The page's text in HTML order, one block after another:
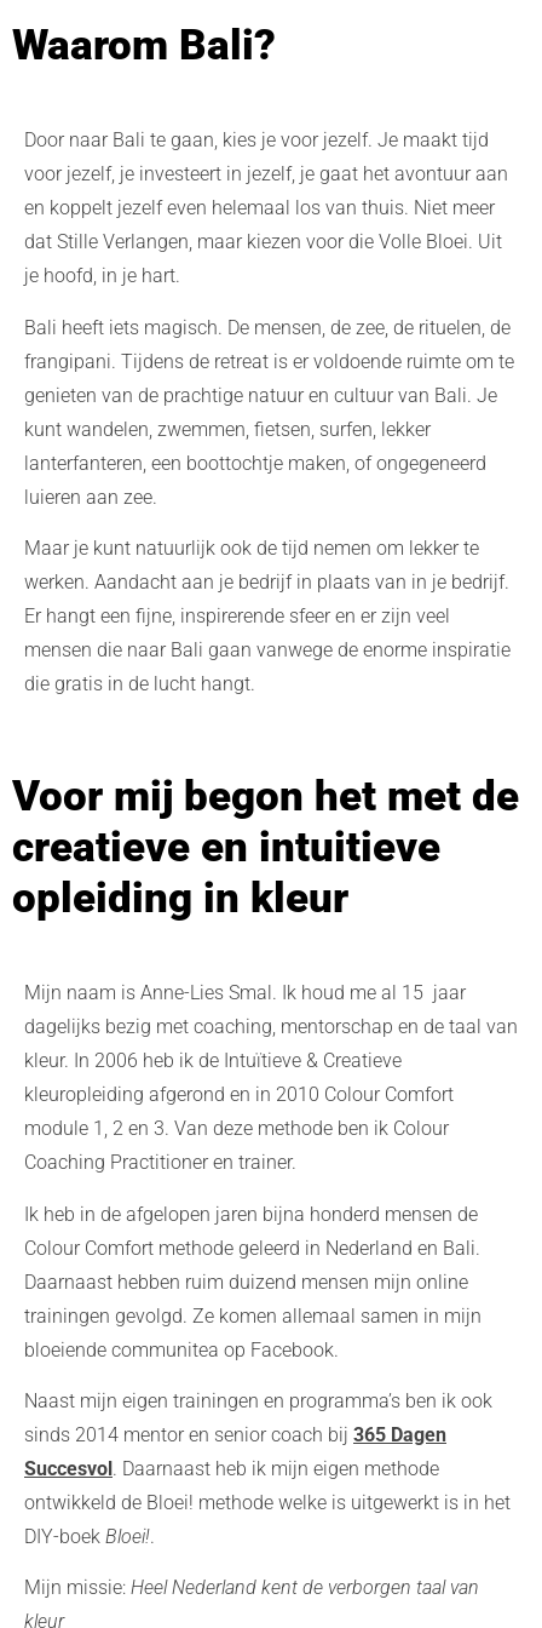
Waarom Bali?
Door naar Bali te gaan, kies je voor jezelf. Je maakt tijd
voor jezelf, je investeert in jezelf, je gaat het avontuur aan
en koppelt jezelf even helemaal los van thuis. Niet meer
dat Stille Verlangen, maar kiezen voor die Volle Bloei. Uit
je hoofd, in je hart.
Bali heeft iets magisch. De mensen, de zee, de rituelen, de
frangipani. Tijdens de retreat is er voldoende ruimte om te
genieten van de prachtige natuur en cultuur van Bali. Je
kunt wandelen, zwemmen, fietsen, surfen, lekker
lanterfanteren, een boottochtje maken, of ongegeneerd
luieren aan zee.
Maar je kunt natuurlijk ook de tijd nemen om lekker te
werken. Aandacht aan je bedrijf in plaats van in je bedrijf.
Er hangt een fijne, inspirerende sfeer en er zijn veel
mensen die naar Bali gaan vanwege de enorme inspiratie
die gratis in de lucht hangt.
Voor mij begon het met de
creatieve en intuitieve
opleiding in kleur
Mijn naam is Anne-Lies Smal. Ik houd me al 15 jaar
dagelijks bezig met coaching, mentorschap en de taal van
kleur. In 2006 heb ik de Intuïtieve & Creatieve
kleuropleiding afgerond en in 2010 Colour Comfort
module 1, 2 en 3. Van deze methode ben ik Colour
Coaching Practitioner en trainer.
Ik heb in de afgelopen jaren bijna honderd mensen de
Colour Comfort methode geleerd in Nederland en Bali.
Daarnaast hebben ruim duizend mensen mijn online
trainingen gevolgd. Ze komen allemaal samen in mijn
bloeiende communitea op Facebook.
Naast mijn eigen trainingen en programma’s ben ik ook
sinds 2014 mentor en senior coach bij 365 Dagen
Succesvol. Daarnaast heb ik mijn eigen methode
ontwikkeld de Bloei! methode welke is uitgewerkt is in het
DIY-boek Bloei!.
Mijn missie: Heel Nederland kent de verborgen taal van
kleur